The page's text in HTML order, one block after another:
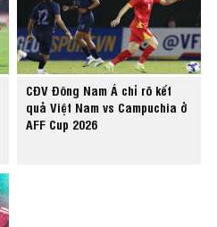
CĐV Đông Nam Á chỉ rõ kết
quả Việt Nam vs Campuchia ở
AFF Cup 2026